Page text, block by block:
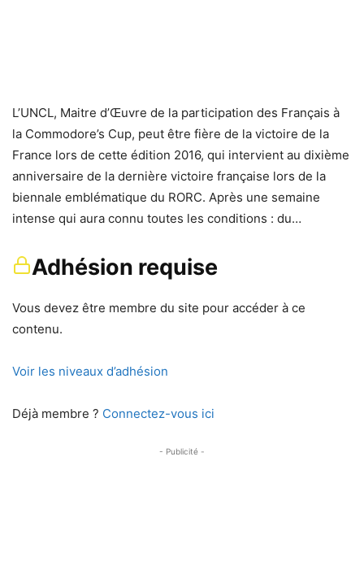
L’UNCL, Maitre d’Œuvre de la participation des Français à
la Commodore’s Cup, peut être fière de la victoire de la
France lors de cette édition 2016, qui intervient au dixième
anniversaire de la dernière victoire française lors de la
biennale emblématique du RORC. Après une semaine
intense qui aura connu toutes les conditions : du…
Adhésion requise
Vous devez être membre du site pour accéder à ce
contenu.
Voir les niveaux d’adhésion
Déjà membre ? Connectez-vous ici
- Publicité -